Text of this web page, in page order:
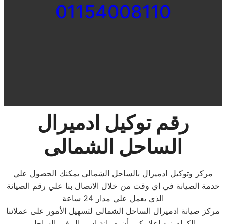
01154008110
رقم توكيل ادميرال
الساحل الشمالى
مركز وتوكيل ادميرال بالساحل الشمالى يمكنك الحصول علي
خدمة الصيانة في اي وقت من خلال الاتصال بنا علي رقم الصيانة
الذي يعمل علي مدار 24 ساعة
مركز صيانة ادميرال الساحل الشمالى لتسهيل الأمور على عملائنا